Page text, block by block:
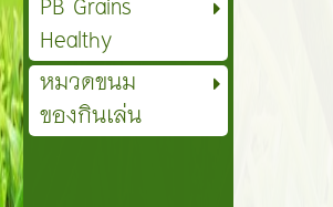
Healthy
หมวดขนม
ของกินเล่น